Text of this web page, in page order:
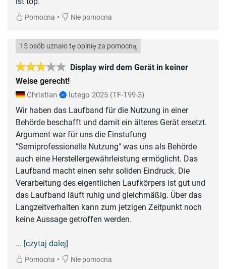
Pomocna • Nie pomocna
Display wird dem Gerät in keiner
Weise gerecht!
15 osób uznało tę opinię za pomocną
Christian lutego 2025 (TF-T99-3)
Wir haben das Laufband für die Nutzung in einer
Behörde beschafft und damit ein älteres Gerät ersetzt.
Argument war für uns die Einstufung
"Semiprofessionelle Nutzung" was uns als Behörde
auch eine Herstellergewährleistung ermöglicht. Das
Laufband macht einen sehr soliden Eindruck. Die
Verarbeitung des eigentlichen Laufkörpers ist gut und
das Laufband läuft ruhig und gleichmäßig. Über das
Langzeitverhalten kann zum jetzigen Zeitpunkt noch
keine Aussage getroffen werden.
... [czytaj dalej]
Pomocna • Nie pomocna